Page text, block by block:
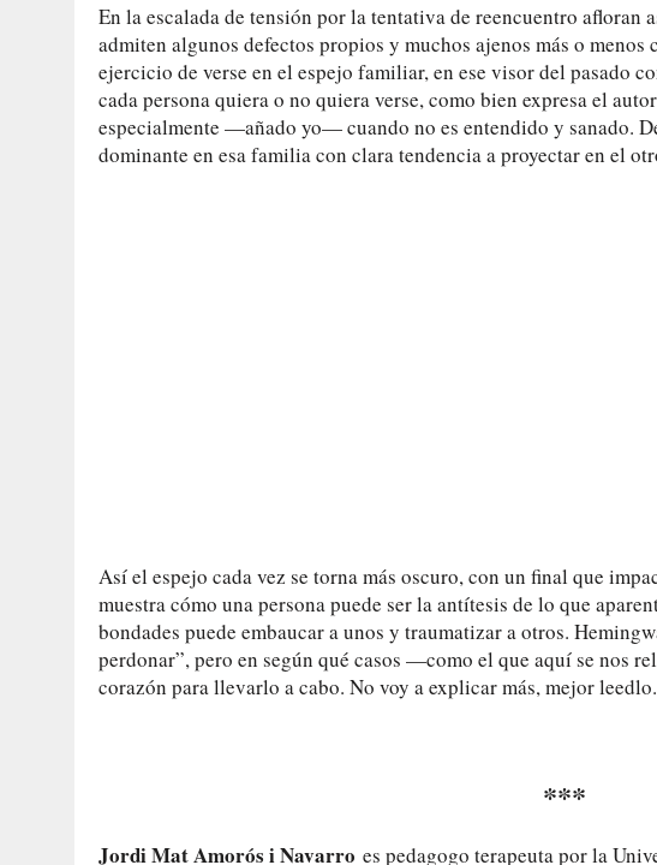
En la escalada de tensión por la tentativa de reencuentro afloran
admiten algunos defectos propios y muchos ajenos más o
ejercicio de verse en el espejo familiar, en ese visor del pasado
cada persona quiera o no quiera verse, como bien expresa el
especialmente —añado yo— cuando no es entendido y sanado.
dominante en esa familia con clara tendencia a proyectar en el
Así el espejo cada vez se torna más oscuro, con un final que
muestra cómo una persona puede ser la antítesis de lo que
bondades puede embaucar a unos y traumatizar a otros.
perdonar”, pero en según qué casos —como el que aquí se nos
corazón para llevarlo a cabo. No voy a explicar más, mejor leedlo.
***
Jordi Mat Amorós i Navarro es pedagogo terapeuta por la